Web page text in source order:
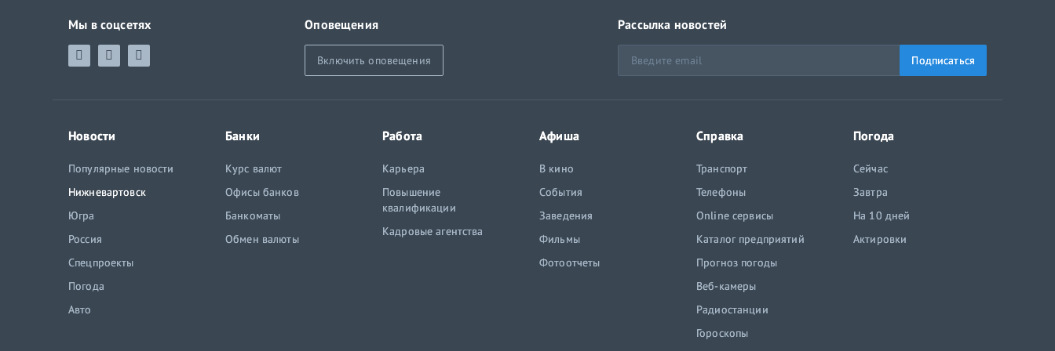
Мы в соцсетях Оповещения
Включить оповещения
Рассылка новостей
Подписаться
Новости
Популярные новости
Нижневартовск
Югра
Россия
Спецпроекты
Погода
Авто
Банки
Курс валют
Офисы банков
Банкоматы
Обмен валюты
Работа
Карьера
Повышение
квалификации
Кадровые агентства
Афиша
В кино
События
Заведения
Фильмы
Фотоотчеты
Справка
Транспорт
Телефоны
Online сервисы
Каталог предприятий
Прогноз погоды
Веб-камеры
Радиостанции
Гороскопы
Погода
Сейчас
Завтра
На 10 дней
Актировки